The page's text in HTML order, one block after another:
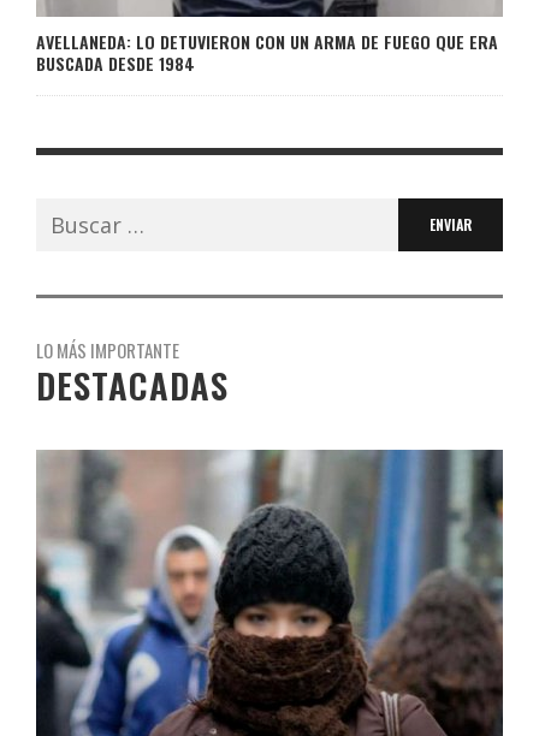
AVELLANEDA: LO DETUVIERON CON UN ARMA DE FUEGO QUE ERA
BUSCADA DESDE 1984
Buscar:
LO MÁS IMPORTANTE
DESTACADAS